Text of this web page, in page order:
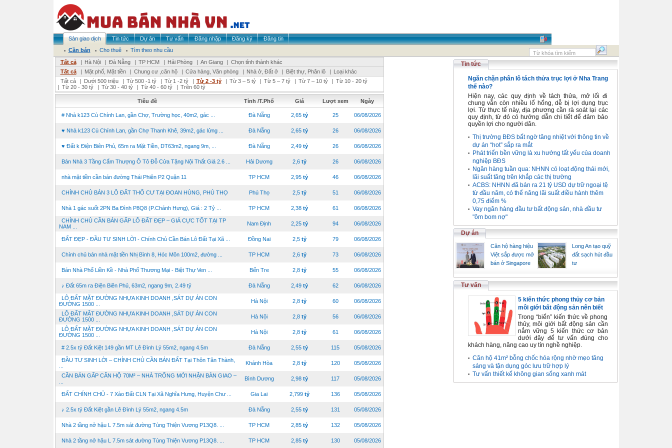
Sàn giao dịch Tin tức Dự án Tư vấn Đăng nhập Đăng ký
Đăng tin
Cần bán
Cho thuê
Tìm theo nhu cầu
Tất cả
| Hà Nội | Đà Nẵng | TP HCM | Hải Phòng | An Giang | Chọn tỉnh thành khác
Tất cả
| Mặt phố, Mặt tiền | Chung cư ,căn hộ | Cửa hàng, Văn phòng | Nhà ở, Đất ở | Biệt thự, Phân lô | Loại khác
Tất cả
| Dưới 500 triệu | Từ 500 -1 tỷ | Từ 1 -2 tỷ | Từ 2 -3 tỷ | Từ 3 – 5 tỷ | Từ 5 – 7 tỷ | Từ 7 – 10 tỷ | Từ 10 - 20 tỷ
| Từ 20 - 30 tỷ | Từ 30 - 40 tỷ | Từ 40 - 60 tỷ | Trên 60 tỷ
Tiêu đề Tỉnh /T.Phố Giá Lượt xem Ngày
# Nhà k123 Cù Chính Lan, gần Chợ, Trường học, 40m2, gác ... Đà Nẵng 2,65 tỷ 25 06/08/2026
♥ Nhà k123 Cù Chính Lan, gần Chợ Thanh Khê, 39m2, gác lửng ... Đà Nẵng 2,65 tỷ 26 06/08/2026
♥ Đất k Điện Biên Phủ, 65m ra Mặt Tiền, DT63m2, ngang 9m, ... Đà Nẵng 2,49 tỷ 26 06/08/2026
Bán Nhà 3 Tầng Cẩm Thượng Ô Tô Đỗ Cửa Tặng Nội Thất Giá 2.6 ... Hải Dương 2,6 tỷ 26 06/08/2026
nhà mặt tiền cần bán đường Thái Phiên P2 Quận 11 TP HCM 2,95 tỷ 46 06/08/2026
CHÍNH CHỦ BÁN 3 LÔ ĐẤT THỔ CƯ TẠI ĐOAN HÙNG, PHÚ THỌ Phú Thọ 2,5 tỷ 51 06/08/2026
Nhà 1 gác suốt 2PN Ba Đình P8Q8 (P.Chánh Hưng), Giá : 2 Tỷ ... TP HCM 2,38 tỷ 61 06/08/2026
CHÍNH CHỦ CẦN BÁN GẤP LÔ ĐẤT ĐẸP – GIÁ CỰC TỐT TẠI TP
NAM ...
Nam Định 2,25 tỷ 94 06/08/2026
ĐẤT ĐẸP - ĐẦU TƯ SINH LỜI - Chính Chủ Cần Bán Lô Đất Tại Xã ... Đồng Nai 2,5 tỷ 79 06/08/2026
Chính chủ bán nhà mặt tiền Nhị Bình 8, Hóc Môn 100m2, đường ... TP HCM 2,6 tỷ 73 06/08/2026
Bán Nhà Phố Liền Kề - Nhà Phố Thương Mại - Biệt Thự Ven ... Bến Tre 2,8 tỷ 55 06/08/2026
♪ Đất 65m ra Điện Biên Phủ, 63m2, ngang 9m, 2.49 tỷ Đà Nẵng 2,49 tỷ 62 06/08/2026
LÔ ĐẤT MẶT ĐƯỜNG NHỰA KINH DOANH ,SÁT DỰ ÁN CON
ĐƯỜNG 1500 ...
Hà Nội 2,8 tỷ 60 06/08/2026
LÔ ĐẤT MẶT ĐƯỜNG NHỰA KINH DOANH ,SÁT DỰ ÁN CON
ĐƯỜNG 1500 ...
Hà Nội 2,8 tỷ 56 06/08/2026
LÔ ĐẤT MẶT ĐƯỜNG NHỰA KINH DOANH ,SÁT DỰ ÁN CON
ĐƯỜNG 1500 ...
Hà Nội 2,8 tỷ 61 06/08/2026
# 2.5x tỷ Đất Kiệt 149 gần MT Lê Đình Lý 55m2, ngang 4.5m Đà Nẵng 2,55 tỷ 115 05/08/2026
ĐẦU TƯ SINH LỜI – CHÍNH CHỦ CẦN BÁN ĐẤT Tại Thôn Tân Thành,
Khánh Hòa 2,8 tỷ 120 05/08/2026
CẦN BÁN GẤP CĂN HỘ 70M² – NHÀ TRỐNG MỚI NHẬN BÀN GIAO –
Bình Dương 2,98 tỷ 117 05/08/2026
ĐẤT CHÍNH CHỦ - 7 Xào Đất CLN Tại Xã Nghĩa Hưng, Huyện Chư ... Gia Lai 2,799 tỷ 136 05/08/2026
♪ 2.5x tỷ Đất Kiệt gần Lê Đình Lý 55m2, ngang 4.5m Đà Nẵng 2,55 tỷ 131 05/08/2026
Nhà 2 tầng nở hậu L 7.5m sát đường Tùng Thiện Vương P13Q8. ... TP HCM 2,85 tỷ 132 05/08/2026
Nhà 2 tầng nở hậu L 7.5m sát đường Tùng Thiện Vương P13Q8. ... TP HCM 2,85 tỷ 130 05/08/2026
Tin tức
Ngăn chặn phân lô tách thửa trục lợi ở Nha Trang
thế nào?
Hiện nay, các quy định về tách thửa, mở lối đi
chung vẫn còn nhiều lổ hổng, dễ bị lợi dụng trục
lợi. Từ thực tế này, địa phương cần rà soát lại các
quy định, từ đó có hướng dẫn chi tiết để đảm bảo
quyền lợi cho người dân.
Thị trường BĐS bất ngờ tăng nhiệt với thông tin về
dự án “hot” sắp ra mắt
Phát triển bền vững là xu hướng tất yếu của doanh
nghiệp BĐS
Ngân hàng tuần qua: NHNN có loạt động thái mới,
lãi suất tăng trên khắp các thị trường
ACBS: NHNN đã bán ra 21 tỷ USD dự trữ ngoại tệ
từ đầu năm, có thể nâng lãi suất điều hành thêm
0,75 điểm %
Vay ngân hàng đầu tư bất động sản, nhà đầu tư
"ôm bom nợ"
Dự án
Căn hộ hàng hiệu
Việt sắp được mở
bán ở Singapore
Long An tạo quỹ
đất sạch hút đầu
tư
Tư vấn
5 kiến thức phong thủy cơ bản
môi giới bất động sản nên biết
Trong “biển” kiến thức về phong
thủy, môi giới bất động sản cần
nắm vững 5 kiến thức cơ bản
dưới đây để tư vấn đúng cho
khách hàng, nâng cao uy tín nghề nghiệp.
Căn hộ 41m² bỗng chốc hóa rộng nhờ mẹo tăng
sáng và tận dụng góc lưu trữ hợp lý
Tư vấn thiết kế không gian sống xanh mát